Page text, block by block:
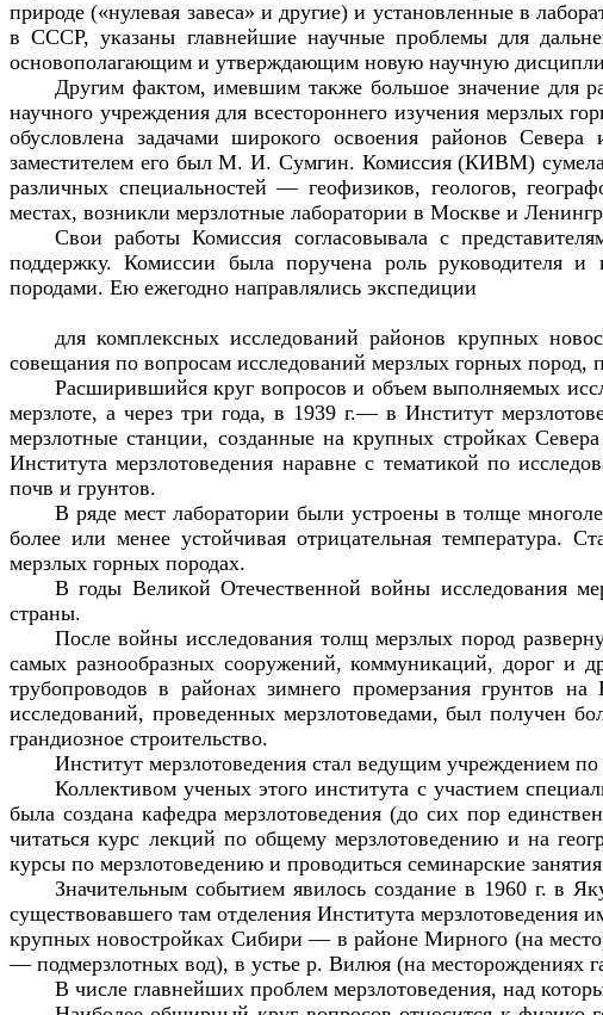
природе («нулевая завеса» и другие) и установленные в
в СССР, указаны главнейшие научные проблемы для
основополагающим и утверждающим новую научную
Другим фактом, имевшим также большое значение для
научного учреждения для всестороннего изучения мерзлых
обусловлена задачами широкого освоения районов
заместителем его был М. И. Сумгин. Комиссия (КИВМ) сумела
различных специальностей — геофизиков, геологов,
местах, возникли мерзлотные лаборатории в Москве и
Свои работы Комиссия согласовывала с
поддержку. Комиссии была поручена роль руководителя и
породами. Ею ежегодно направлялись экспедиции
для комплексных исследований районов крупных
совещания по вопросам исследований мерзлых горных
Расширившийся круг вопросов и объем выполняемых
мерзлоте, а через три года, в 1939 г.— в Институт
мерзлотные станции, созданные на крупных стройках
Института мерзлотоведения наравне с тематикой по
почв и грунтов.
В ряде мест лаборатории были устроены в толще
более или менее устойчивая отрицательная температура.
мерзлых горных породах.
В годы Великой Отечественной войны исследования
страны.
После войны исследования толщ мерзлых пород
самых разнообразных сооружений, коммуникаций, дорог и
трубопроводов в районах зимнего промерзания грунтов
исследований, проведенных мерзлотоведами, был получен
грандиозное строительство.
Институт мерзлотоведения стал ведущим учреждением
Коллективом ученых этого института с участием
была создана кафедра мерзлотоведения (до сих пор
читаться курс лекций по общему мерзлотоведению и на
курсы по мерзлотоведению и проводиться семинарские
Значительным событием явилось создание в 1960 г. в
существовавшего там отделения Института
крупных новостройках Сибири — в районе Мирного (на
— подмерзлотных вод), в устье р. Вилюя (на месторождениях
В числе главнейших проблем мерзлотоведения, над